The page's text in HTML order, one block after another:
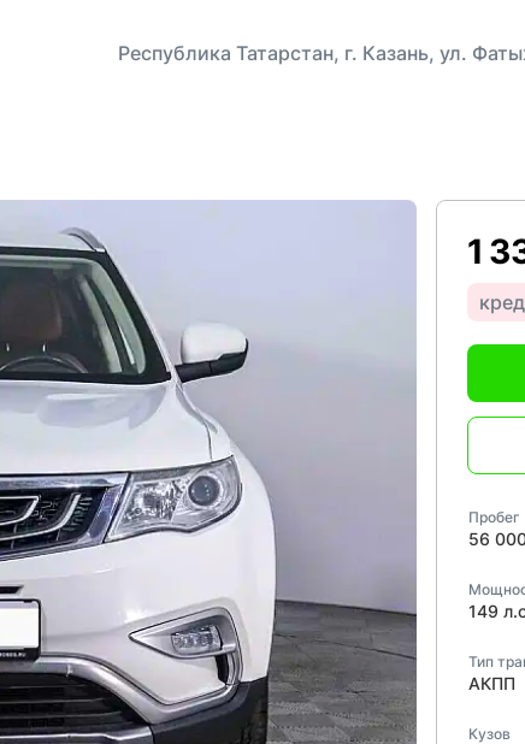
Республика Татарстан, г. Казань, ул.
1
Пробег
56
149
Тип
АКПП
Кузов